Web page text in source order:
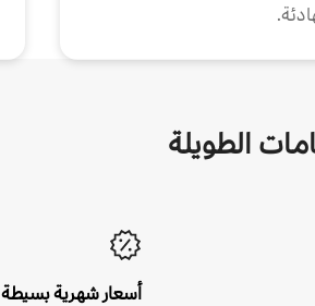
الطويلة
أسعار شهرية بسيطة